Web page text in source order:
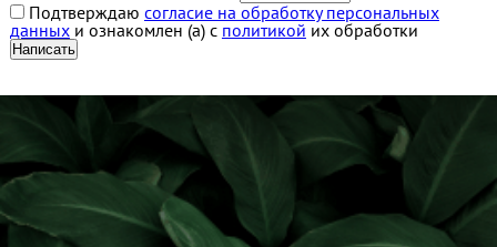
Подтверждаю согласие на обработку персональных
данныхи ознакомлен (а) с политикой их обработки